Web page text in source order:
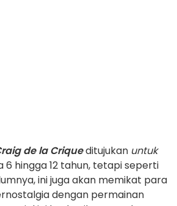
de la Criqueditujukan untuk
6 hingga 12 tahun, tetapi seperti
ini juga akan memikat para
dengan permainan